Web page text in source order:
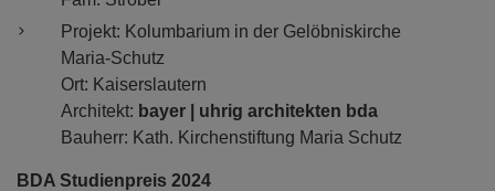
Projekt: Kolumbarium in der Gelöbniskirche
Maria-Schutz
Ort: Kaiserslautern
Architekt: bayer | uhrig architekten bda
Bauherr: Kath. Kirchenstiftung Maria Schutz
BDA Studienpreis 2024